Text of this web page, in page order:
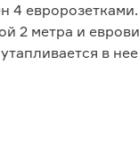
4 евророзетками.
2 метра и
в